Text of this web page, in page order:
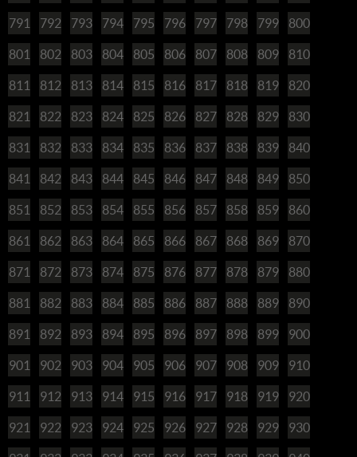
791 792 793 794 795 796 797 798 799 800
801 802 803 804 805 806 807 808 809 810
811 812 813 814 815 816 817 818 819 820
821 822 823 824 825 826 827 828 829 830
831 832 833 834 835 836 837 838 839 840
841 842 843 844 845 846 847 848 849 850
851 852 853 854 855 856 857 858 859 860
861 862 863 864 865 866 867 868 869 870
871 872 873 874 875 876 877 878 879 880
881 882 883 884 885 886 887 888 889 890
891 892 893 894 895 896 897 898 899 900
901 902 903 904 905 906 907 908 909 910
911 912 913 914 915 916 917 918 919 920
921 922 923 924 925 926 927 928 929 930